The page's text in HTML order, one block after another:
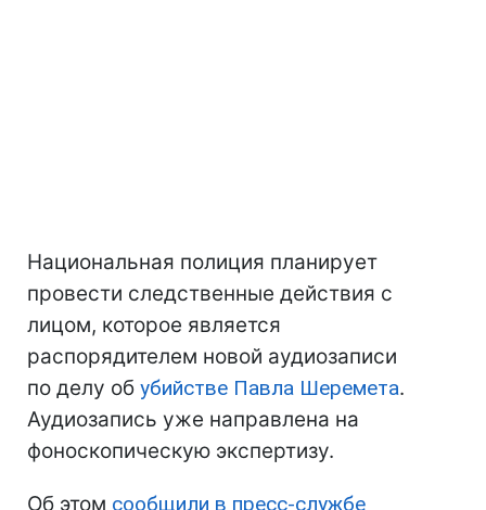
Национальная полиция планирует
провести следственные действия с
лицом, которое является
распорядителем новой аудиозаписи
по делу об убийстве Павла Шеремета.
Аудиозапись уже направлена на
фоноскопическую экспертизу.
Об этом сообщили в пресс-службе